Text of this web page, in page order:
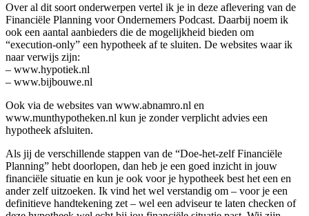
Over al dit soort onderwerpen vertel ik je in deze aflevering van de
Financiële Planning voor Ondernemers Podcast. Daarbij noem ik
ook een aantal aanbieders die de mogelijkheid bieden om
“execution-only” een hypotheek af te sluiten. De websites waar ik
naar verwijs zijn:
– www.hypotiek.nl
– www.bijbouwe.nl
Ook via de websites van www.abnamro.nl en
www.munthypotheken.nl kun je zonder verplicht advies een
hypotheek afsluiten.
Als jij de verschillende stappen van de “Doe-het-zelf Financiële
Planning” hebt doorlopen, dan heb je een goed inzicht in jouw
financiële situatie en kun je ook voor je hypotheek best het een en
ander zelf uitzoeken. Ik vind het wel verstandig om – voor je een
definitieve handtekening zet – wel een adviseur te laten checken of